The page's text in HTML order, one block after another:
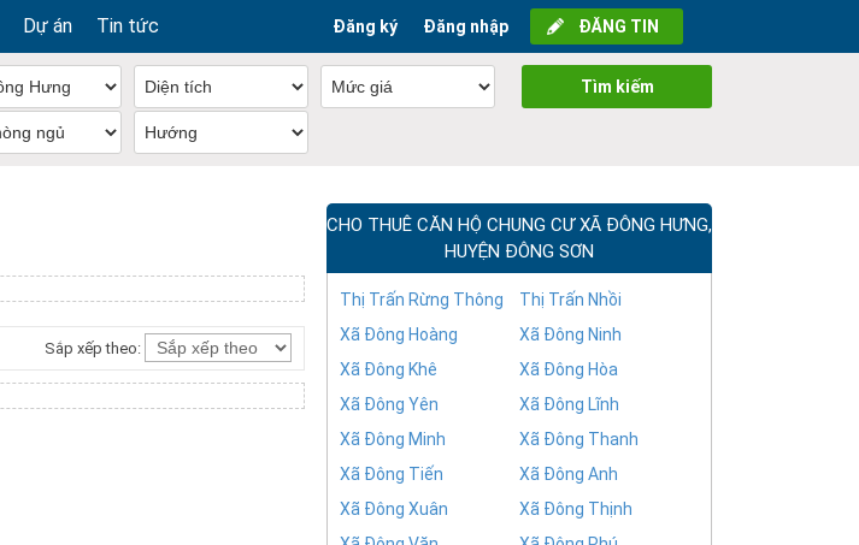
Dự án Tin tức ĐĂNG TIN
Đăng nhập
Đăng ký
Tìm kiếm
Sắp xếp theo:
CHO THUÊ CĂN HỘ CHUNG CƯ XÃ ĐÔNG HƯNG,
HUYỆN ĐÔNG SƠN
Thị Trấn Rừng Thông
Thị Trấn Nhồi
Xã Đông Hoàng
Xã Đông Ninh
Xã Đông Khê
Xã Đông Hòa
Xã Đông Yên
Xã Đông Lĩnh
Xã Đông Minh
Xã Đông Thanh
Xã Đông Tiến
Xã Đông Anh
Xã Đông Xuân
Xã Đông Thịnh